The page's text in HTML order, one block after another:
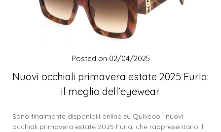
Nuovi occhiali primavera estate 2025 Furla:
il meglio dell’eyewear
Posted on 02/04/2025
Sono finalmente disponibili online su Quivedo i nuovi
occhiali primavera estate 2025 Furla, che rappresentano il